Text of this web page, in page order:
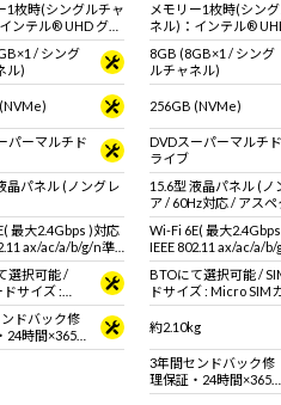
1枚時(シングルチャ
ンテル® UHD グラ
ス メモリー2枚時
チャネル)：インテ
Xe グラフィック
/ シング
ル)
パーマルチド
晶パネル (ノングレ
最大2.4Gbps )対応
ax/ac/a/b/g/n準
5内蔵
選択可能 /
サイズ :
カード
ドバック修
24時間×365
ポート
メモリー1枚時(シン
ネル)：インテル®
フィックス
メモリー2枚時(デュ
ネル)：インテル®
8GB (8GB×1 / シング
ルチャネル)
256GB (NVMe)
DVDスーパーマルチド
ライブ
15.6型 液晶パネル (ノ
ア / 60Hz対応 / アス
16:9)
Wi-Fi 6E( 最大
IEEE 802.11 ax/ac/a/
拠 ＋ Bluetooth 5内蔵
BTOにて選択可能 /
ドサイズ : Micro SIM
約2.10kg
3年間センドバック修
理保証・24時間×365
日電話サポート